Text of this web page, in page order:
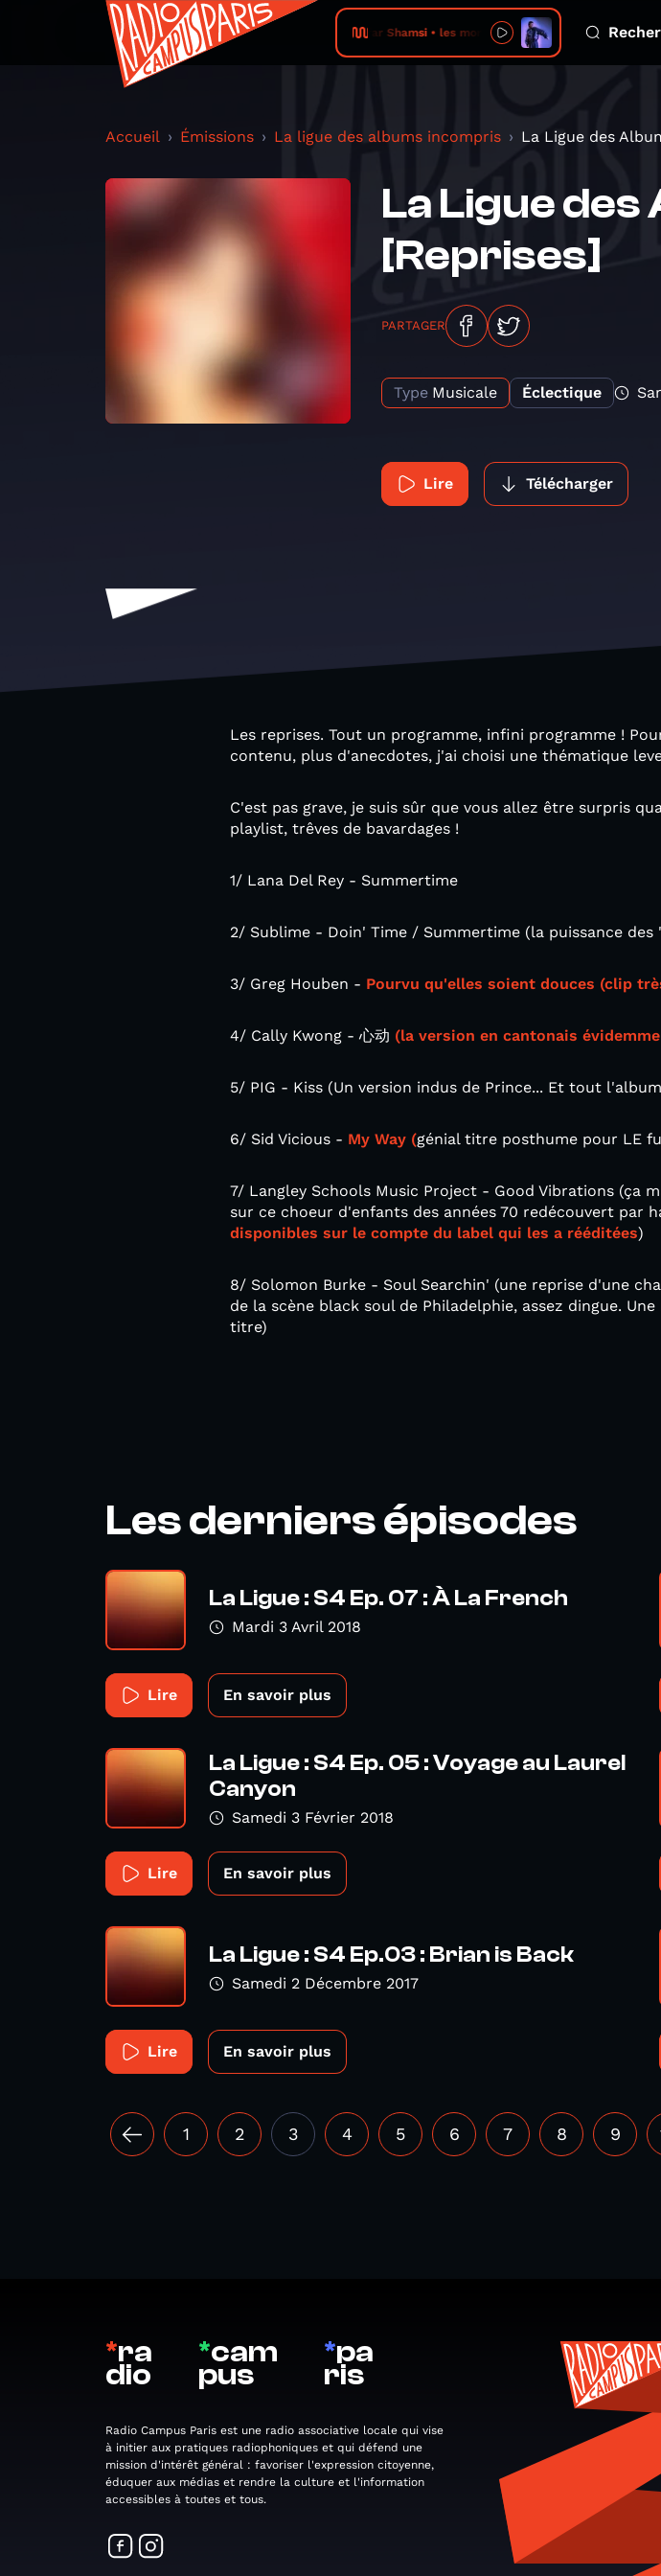
Asfar Shamsi • les montagnes avec
Accueil Émissions La ligue des albums incompris La Ligue des
La Ligue
[Reprises]
PARTAGER
Type Musicale Éclectique
Lire Télécharger
Les reprises. Tout un programme, infini programme !
contenu, plus d'anecdotes, j'ai choisi une thématique
C'est pas grave, je suis sûr que vous allez être surpris
playlist, trêves de bavardages !
1/ Lana Del Rey - Summertime
2/ Sublime - Doin' Time / Summertime (la puissance des
3/ Greg Houben - Pourvu qu'elles soient douces (clip
4/ Cally Kwong - 心动 (la version en cantonais
5/ PIG - Kiss (Un version indus de Prince... Et tout
6/ Sid Vicious - My Way (génial titre posthume pour LE
7/ Langley Schools Music Project - Good Vibrations (ça
sur ce choeur d'enfants des années 70 redécouvert par
disponibles sur le compte du label qui les a rééditées)
8/ Solomon Burke - Soul Searchin' (une reprise d'une
de la scène black soul de Philadelphie, assez dingue.
titre)
Les derniers épisodes
La Ligue : S4 Ep. 07 : À La French
Mardi 3 Avril 2018
Lire En savoir plus
La Ligue : S4 Ep. 05 : Voyage au Laurel
Canyon
Samedi 3 Février 2018
Lire En savoir plus
La Ligue : S4 Ep.03 : Brian is Back
Samedi 2 Décembre 2017
Lire En savoir plus
1 2 3 4 5 6 7 8 9
*ra
dio
*cam
pus
*pa
ris
Radio Campus Paris est une radio associative locale qui vise
à initier aux pratiques radiophoniques et qui défend une
mission d'intérêt général : favoriser l'expression citoyenne,
éduquer aux médias et rendre la culture et l'information
accessibles à toutes et tous.